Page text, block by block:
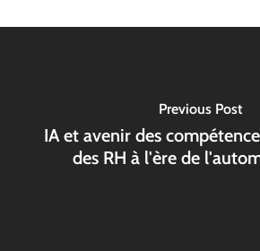
Previous Post
IA et avenir des
des RH à l'ère de